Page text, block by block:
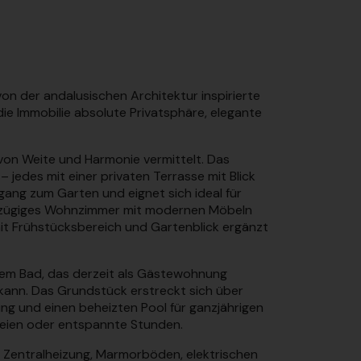
der andalusischen Architektur inspirierte
Immobilie absolute Privatsphäre, elegante
Weite und Harmonie vermittelt. Das
jedes mit einer privaten Terrasse mit Blick
zum Garten und eignet sich ideal für
Wohnzimmer mit modernen Möbeln
Frühstücksbereich und Gartenblick ergänzt
Bad, das derzeit als Gästewohnung
Das Grundstück erstreckt sich über
und einen beheizten Pool für ganzjährigen
oder entspannte Stunden.
Marmorböden, elektrischen